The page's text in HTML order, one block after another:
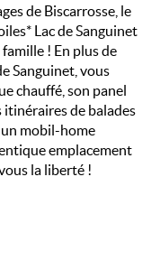
de Biscarrosse, le
Lac de Sanguinet
famille ! En plus de
Sanguinet, vous
chauffé, son panel
itinéraires de balades
mobil-home
emplacement
la liberté !